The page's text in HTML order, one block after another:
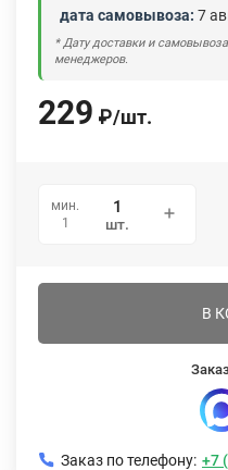
дата самовывоза: 7
* Дату доставки и
менеджеров.
229 ₽/шт.
мин.
1
шт.
В
Заказ по телефону: +7